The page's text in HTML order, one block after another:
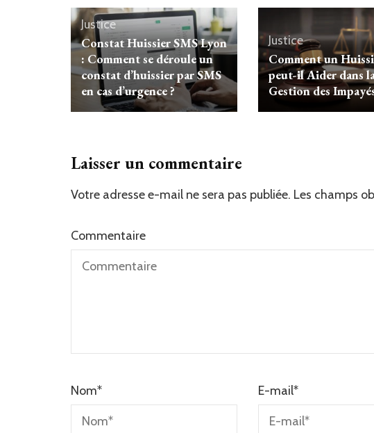
Justice
Constat Huissier SMS Lyon
: Comment se déroule un
constat d’huissier par SMS
en cas d’urgence ?
Justice
Comment un
peut-il Aider dans
Gestion des
Laisser un commentaire
Votre adresse e-mail ne sera pas publiée. Les champs
Commentaire
Nom* E-mail*
Alternative: